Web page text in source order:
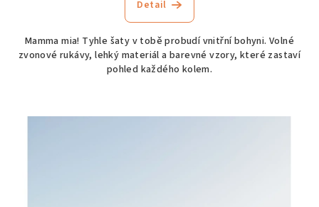
Detail
Mamma mia! Tyhle šaty v tobě probudí vnitřní bohyni. Volné
zvonové rukávy, lehký materiál a barevné vzory, které zastaví
pohled každého kolem.